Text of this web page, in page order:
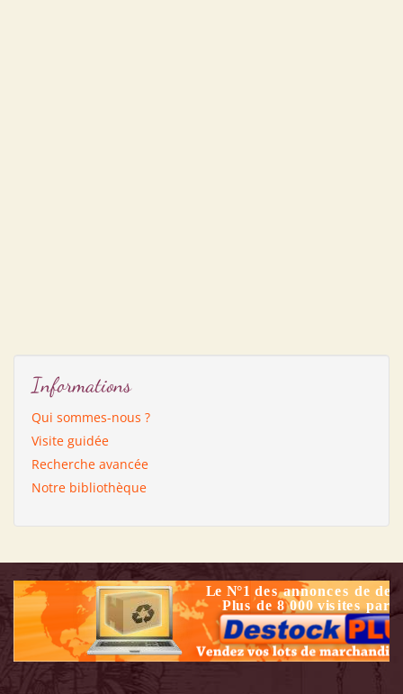
Informations
Qui sommes-nous ?
Visite guidée
Recherche avancée
Notre bibliothèque